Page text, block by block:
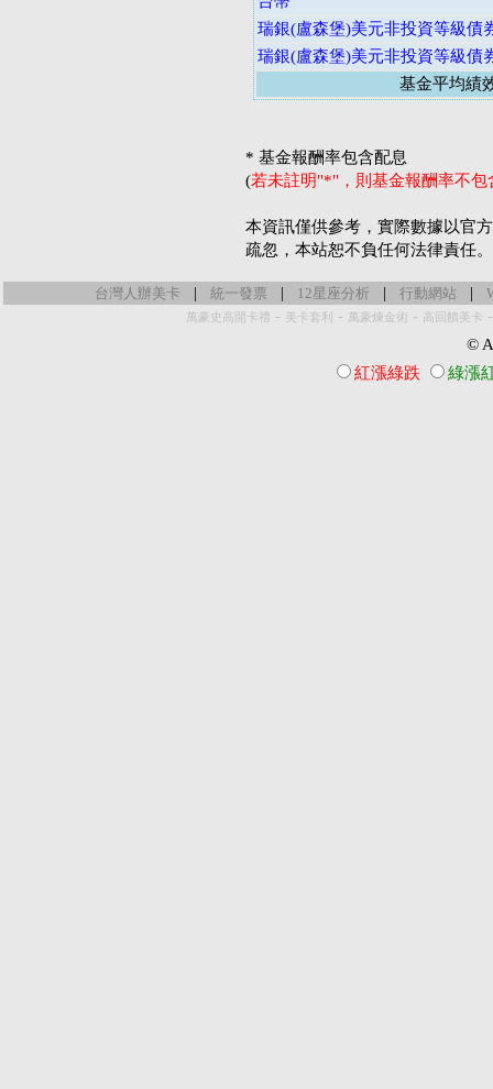
瑞銀(盧森堡)美元非投資等級債
瑞銀(盧森堡)美元非投資等級債
基金平均績
* 基金報酬率包含配息
(若未註明"*"，則基金報酬率不
本資訊僅供參考，實際數據以官
疏忽，本站恕不負任何法律責任。
台灣人辦美卡 | 統一發票 | 12星座分析 | 行動網站 |
萬豪史高開卡禮 - 美卡套利 - 萬豪煉金術 - 高回饋美卡
©
紅漲綠跌
綠漲